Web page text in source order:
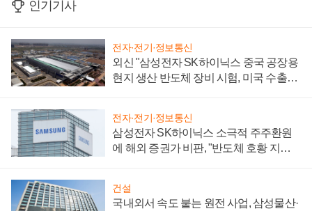
인기기사
전자·전기·정보통신
외신 "삼성전자 SK하이닉스 중국 공장용
현지 생산 반도체 장비 시험, 미국 수출통
전자·전기·정보통신
삼성전자 SK하이닉스 소극적 주주환원
에 해외 증권가 비판, "반도체 호황 지속
건설
국내외서 속도 붙는 원전 사업, 삼성물산·